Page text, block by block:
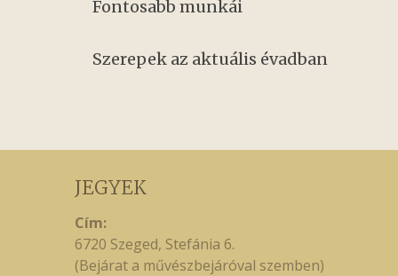
Fontosabb munkái
Szerepek az aktuális évadban
JEGYEK
Cím:
6720 Szeged, Stefánia 6.
(Bejárat a művészbejáróval szemben)